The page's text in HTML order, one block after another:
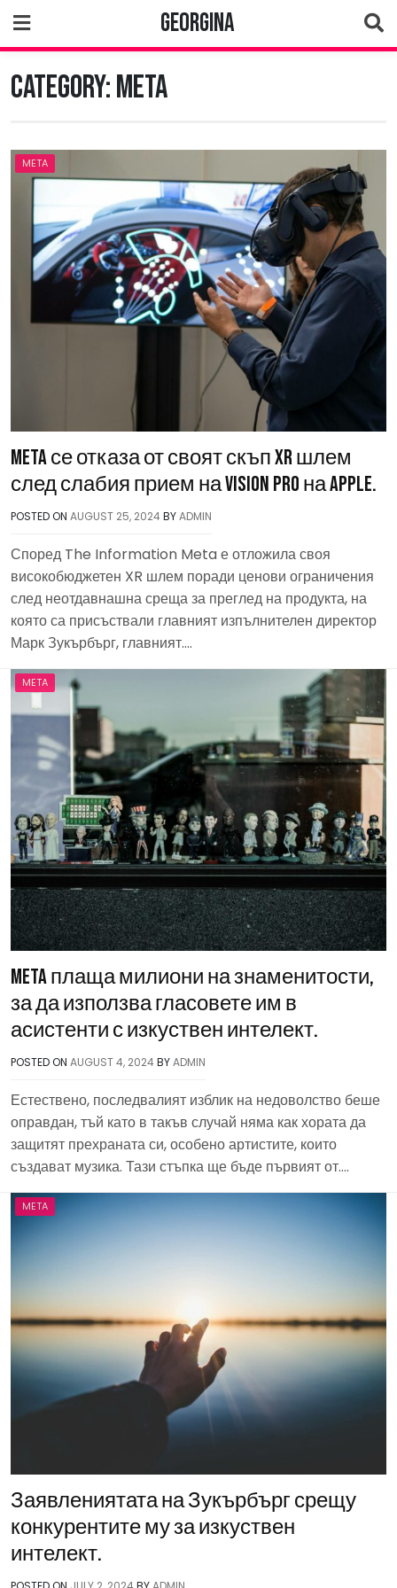
to
content
Georgina
Category:Meta
META
Meta се отказа от своят скъп XR шлем
след слабия прием на Vision Pro на Apple.
POSTED ON AUGUST 25, 2024BYADMIN
Според The Information Meta е отложила своя
високобюджетен XR шлем поради ценови ограничения
след неотдавнашна среща за преглед на продукта, на
която са присъствали главният изпълнителен директор
Марк Зукърбърг, главният….
META
Meta плаща милиони на знаменитости,
за да използва гласовете им в
асистенти с изкуствен интелект.
POSTED ON AUGUST 4, 2024BYADMIN
Естествено, последвалият изблик на недоволство беше
оправдан, тъй като в такъв случай няма как хората да
защитят прехраната си, особено артистите, които
създават музика. Тази стъпка ще бъде първият от….
META
Заявлениятата на Зукърбърг срещу
конкурентите му за изкуствен
интелект.